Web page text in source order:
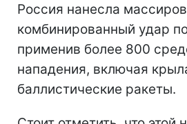
Россия нанесла
комбинированный удар
применив более 800
нападения, включая
баллистические ракеты.